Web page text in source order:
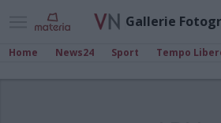
Gallerie
Home News24 Sport Tempo